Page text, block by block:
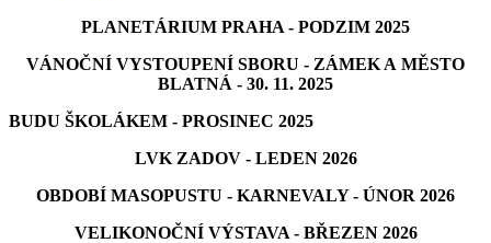
PLANETÁRIUM PRAHA - PODZIM 2025
VÁNOČNÍ VYSTOUPENÍ SBORU - ZÁMEK A MĚSTO
BLATNÁ - 30. 11. 2025
BUDU ŠKOLÁKEM - PROSINEC 2025
LVK ZADOV - LEDEN 2026
OBDOBÍ MASOPUSTU - KARNEVALY - ÚNOR 2026
VELIKONOČNÍ VÝSTAVA - BŘEZEN 2026